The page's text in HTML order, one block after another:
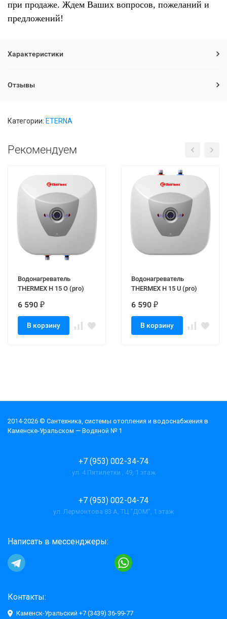
при продаже. Ждем Ваших вопросов, пожеланий и
предложений!
Характеристики
Отзывы
Категории: ETERNA
Рекомендуем
Водонагреватель
THERMEX H 15 O (pro)
6 590 ₽
В корзину
Водонагреватель
THERMEX H 15 U (pro)
6 590 ₽
В корзину
2014-2026 © Cантехника, системы отопления и водоснабжения в
Каменске-Уральском — Водяной № 1
+7 (953) 002-34-74
ул. 4 Пятилетки , 49, 1 этаж
+7 (953) 002-04-74
ул. Лермонтова 83 А, ТЦ "ДОМ", 1 этаж
Написать в мессенджеры:
Контакты:
Каменск-Уральский +7 (3439) 36-99-77